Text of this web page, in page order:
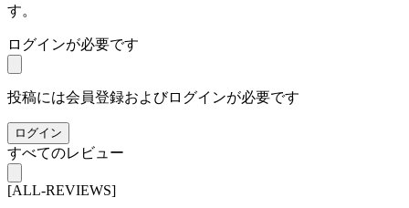
す。
ログインが必要です
投稿には会員登録およびログインが必要です
ログイン
すべてのレビュー
[ALL-REVIEWS]